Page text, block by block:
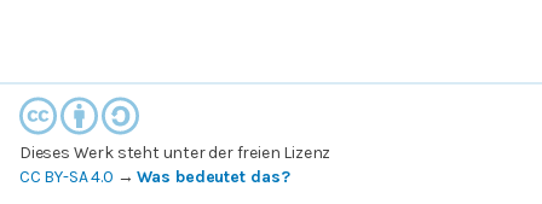
Dieses Werk steht unter der freien Lizenz
CC BY-SA 4.0 →Was bedeutet das?